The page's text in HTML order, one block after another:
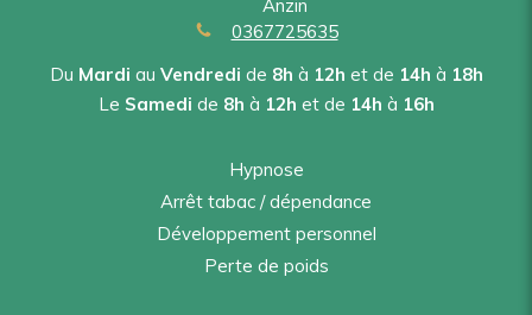
Anzin
0367725635
Du Mardi au Vendredi de 8h à 12h et de 14h à 18h
Le Samedi de 8h à 12h et de 14h à 16h
Hypnose
Arrêt tabac / dépendance
Développement personnel
Perte de poids